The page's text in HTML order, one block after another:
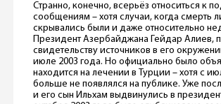
Странно, конечно, всерьёз относиться к
сообщениям – хотя случаи, когда смерть
скрывались были и даже относительно
Президент Азербайджана Гейдар Алиев,
свидетельству источников в его
июле 2003 года. Но официально было
находится на лечении в Турции – хотя с
больше не появлялся на публике. Уже
и его сын Ильхам выдвинулись в